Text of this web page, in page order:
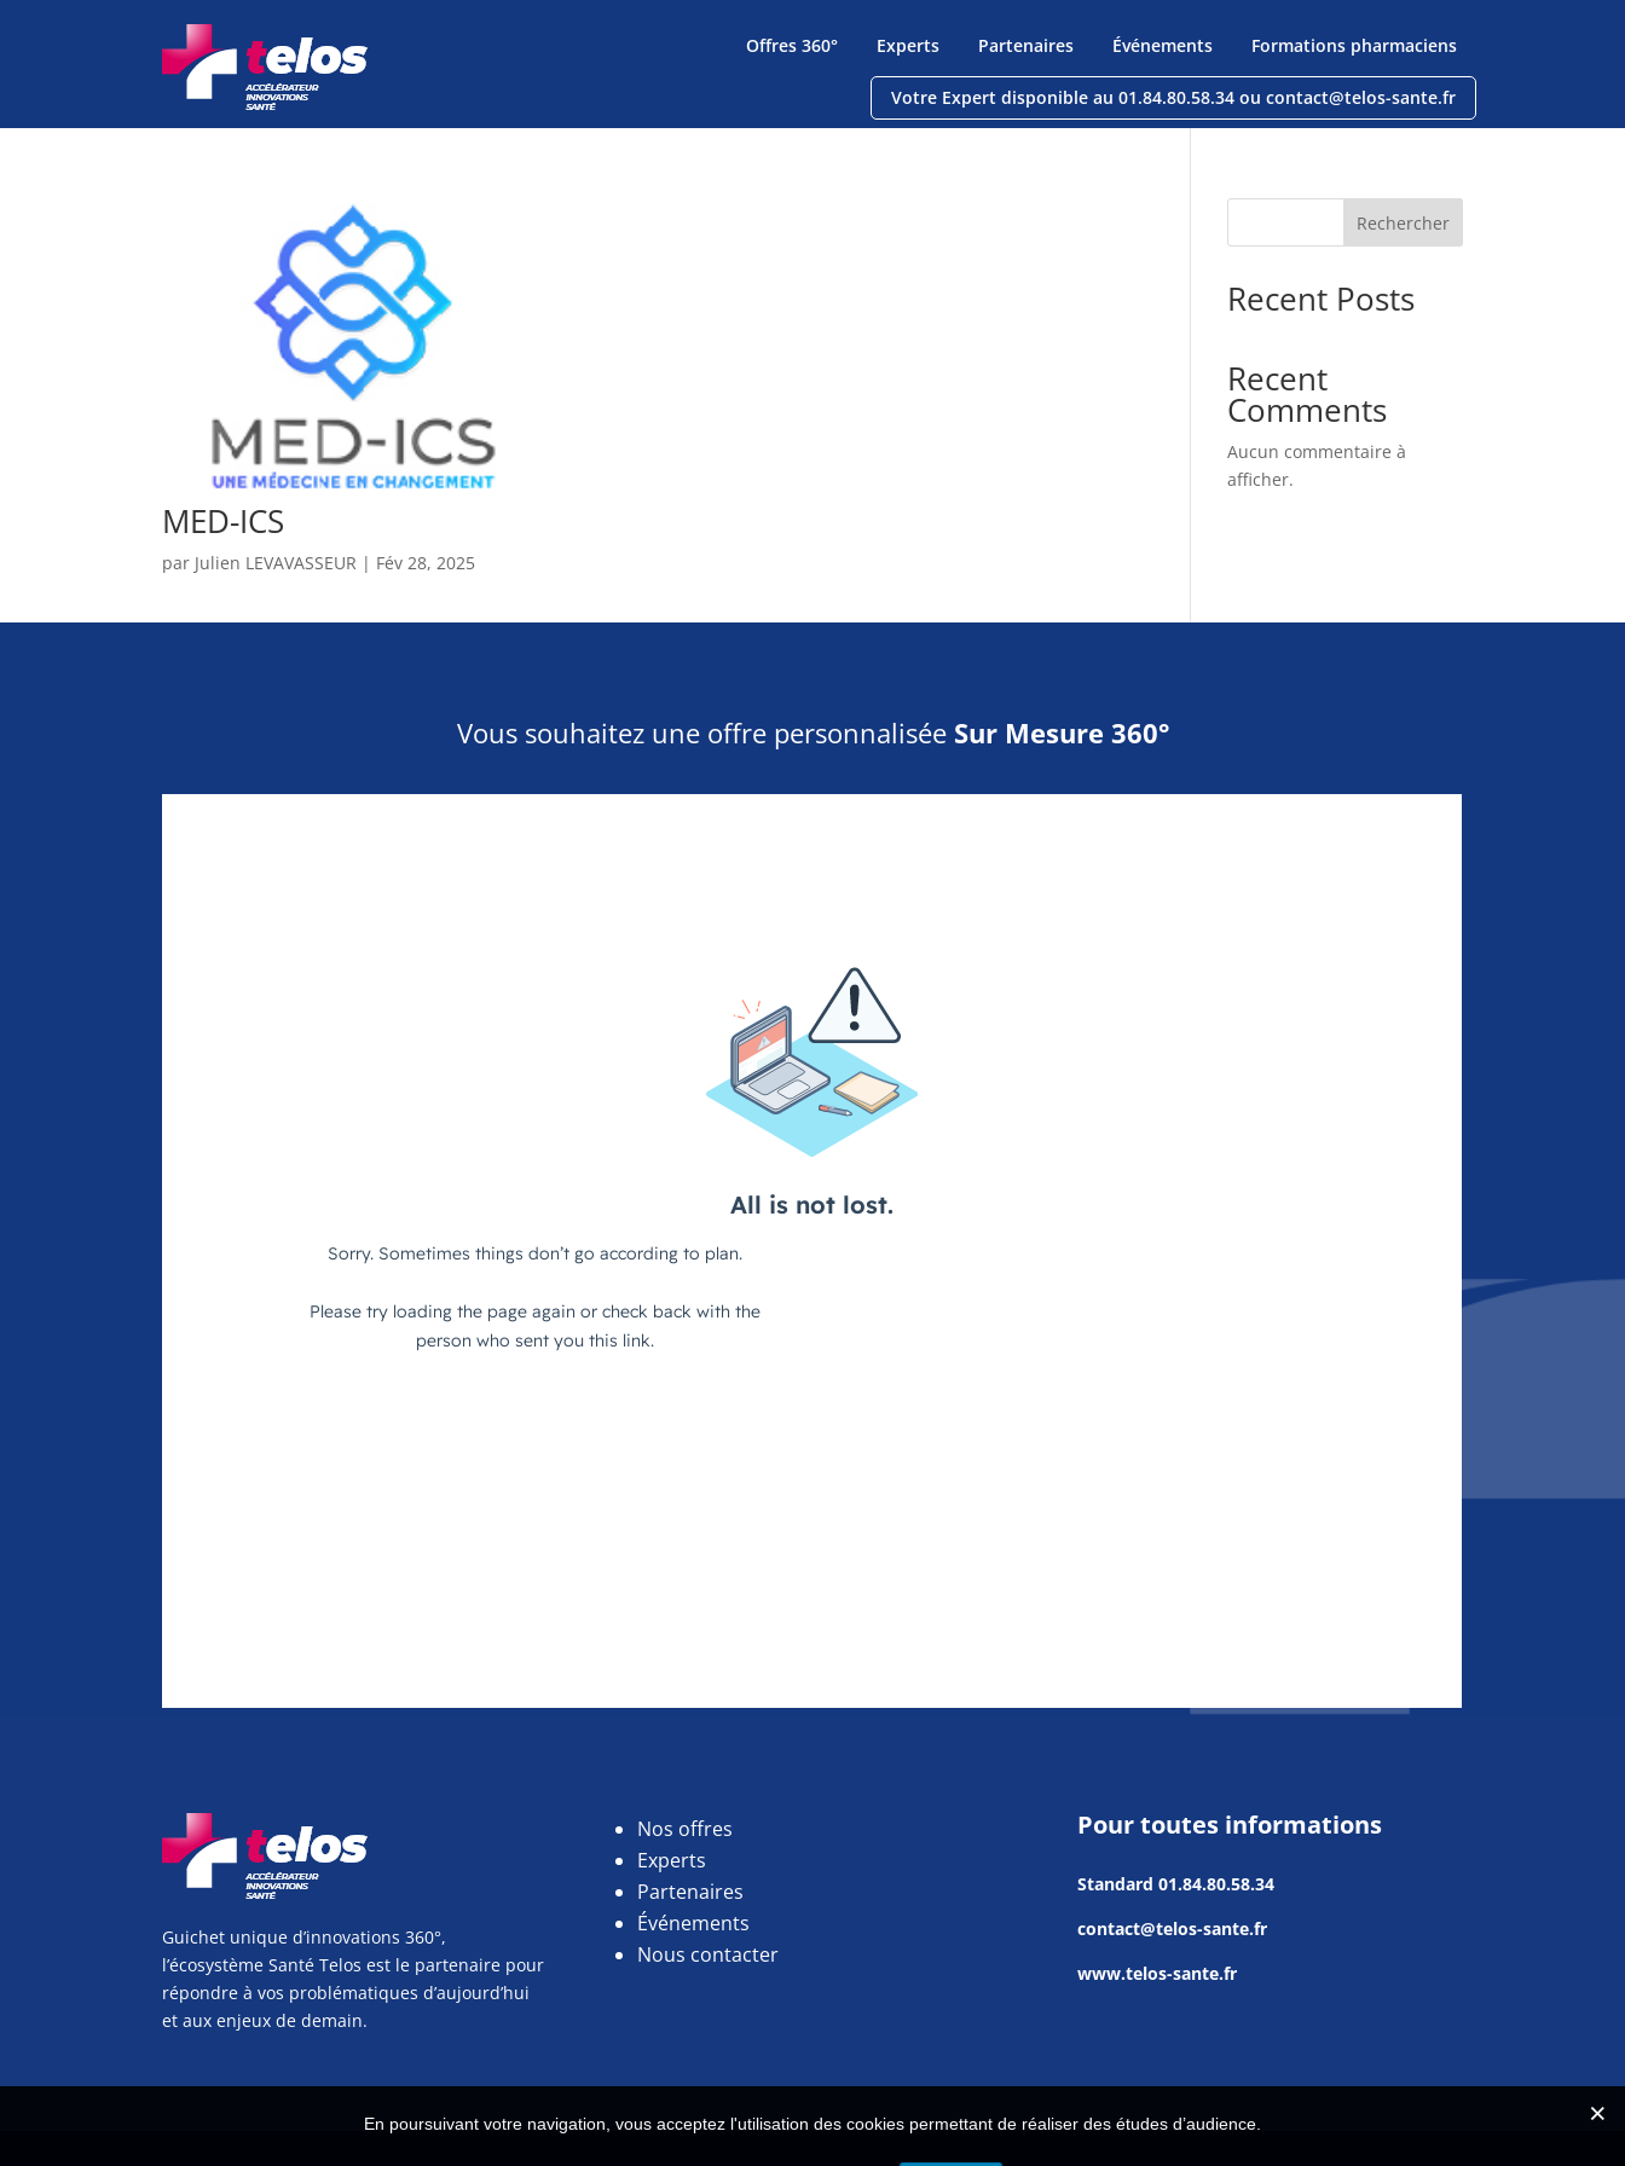
Offres 360° Experts Partenaires Événements Formations pharmaciens
Votre Expert disponible au 01.84.80.58.34 ou contact@telos-sante.fr
MED-ICS
par Julien LEVAVASSEUR | Fév 28, 2025
Rechercher
Recent Posts
Recent
Comments
Aucun commentaire à
afficher.
Vous souhaitez une offre personnalisée Sur Mesure 360°
Guichet unique d’innovations 360°,
l’écosystème Santé Telos est le partenaire pour
répondre à vos problématiques d’aujourd’hui
et aux enjeux de demain.
Nos offres
Experts
Partenaires
Événements
Nous contacter
Pour toutes informations
Standard 01.84.80.58.34
contact@telos-sante.fr
www.telos-sante.fr
En poursuivant votre navigation, vous acceptez l'utilisation des cookies permettant de réaliser des études d’audience.